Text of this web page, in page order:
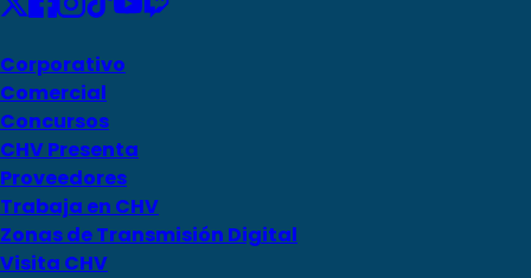
Corporativo
Comercial
Concursos
CHV Presenta
Proveedores
Trabaja en CHV
Zonas de Transmisión Digital
Visita CHV